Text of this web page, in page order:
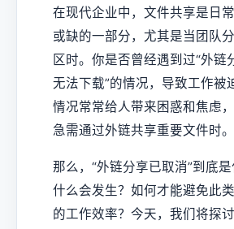
在现代企业中，文件共享是日
或缺的一部分，尤其是当团队
区时。你是否曾经遇到过“外链
无法下载”的情况，导致工作被
情况常常给人带来困惑和焦虑
急需通过外链共享重要文件时。
那么，“外链分享已取消”到底
什么会发生？如何才能避免此
的工作效率？今天，我们将探